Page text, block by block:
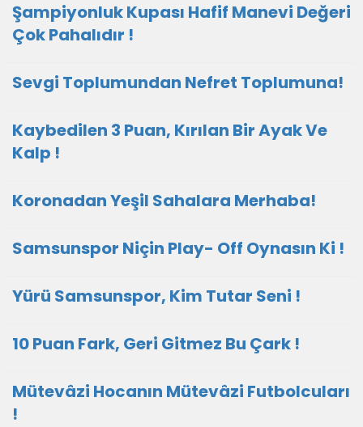
Şampiyonluk Kupası Hafif Manevi Değeri
Çok Pahalıdır !
Sevgi Toplumundan Nefret Toplumuna!
Kaybedilen 3 Puan, Kırılan Bir Ayak Ve
Kalp !
Koronadan Yeşil Sahalara Merhaba!
Samsunspor Niçin Play- Off Oynasın Ki !
Yürü Samsunspor, Kim Tutar Seni !
10 Puan Fark, Geri Gitmez Bu Çark !
Mütevâzi Hocanın Mütevâzi Futbolcuları
!